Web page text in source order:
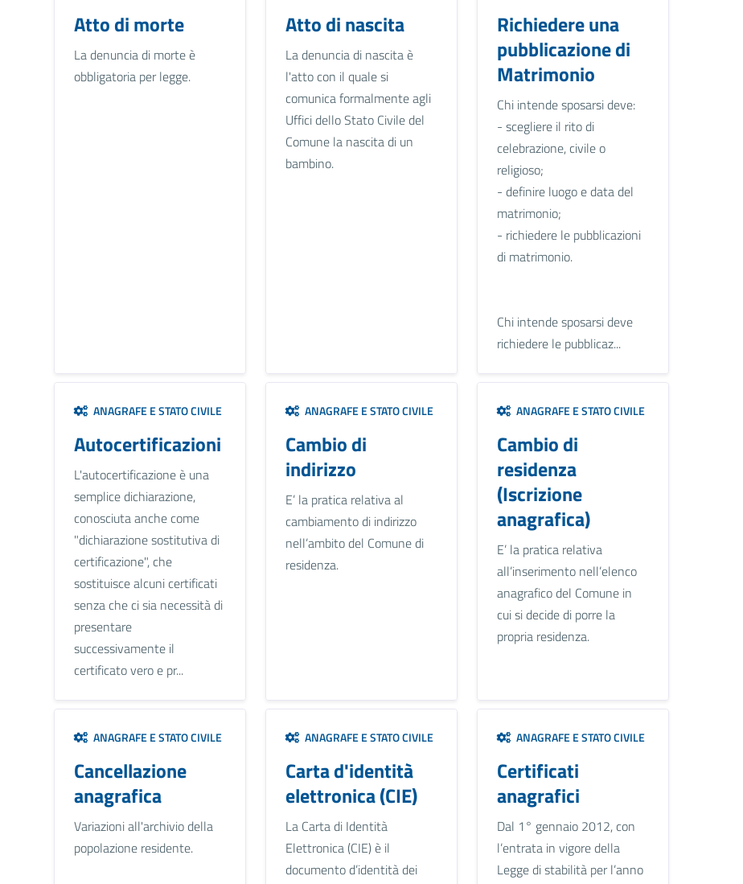
Atto di morte
La denuncia di morte è
obbligatoria per legge.
Atto di nascita
La denuncia di nascita è
l'atto con il quale si
comunica formalmente agli
Uffici dello Stato Civile del
Comune la nascita di un
bambino.
Richiedere una
pubblicazione di
Matrimonio
Chi intende sposarsi deve:
- scegliere il rito di
celebrazione, civile o
religioso;
- definire luogo e data del
matrimonio;
- richiedere le pubblicazioni
di matrimonio.
Chi intende sposarsi deve
richiedere le pubblicaz...
ANAGRAFE E STATO CIVILE
Autocertificazioni
L'autocertificazione è una
semplice dichiarazione,
conosciuta anche come
"dichiarazione sostitutiva di
certificazione", che
sostituisce alcuni certificati
senza che ci sia necessità di
presentare
successivamente il
certificato vero e pr...
ANAGRAFE E STATO CIVILE
Cambio di
indirizzo
E’ la pratica relativa al
cambiamento di indirizzo
nell’ambito del Comune di
residenza.
ANAGRAFE E STATO CIVILE
Cambio di
residenza
(Iscrizione
anagrafica)
E’ la pratica relativa
all’inserimento nell’elenco
anagrafico del Comune in
cui si decide di porre la
propria residenza.
ANAGRAFE E STATO CIVILE
Cancellazione
anagrafica
Variazioni all'archivio della
popolazione residente.
ANAGRAFE E STATO CIVILE
Carta d'identità
elettronica (CIE)
La Carta di Identità
Elettronica (CIE) è il
documento d’identità dei
ANAGRAFE E STATO CIVILE
Certificati
anagrafici
Dal 1° gennaio 2012, con
l’entrata in vigore della
Legge di stabilità per l’anno